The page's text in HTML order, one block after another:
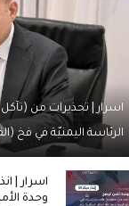
اسرار | تحذيرات من
الرئاسة اليمنيّة في فخ
وحدة